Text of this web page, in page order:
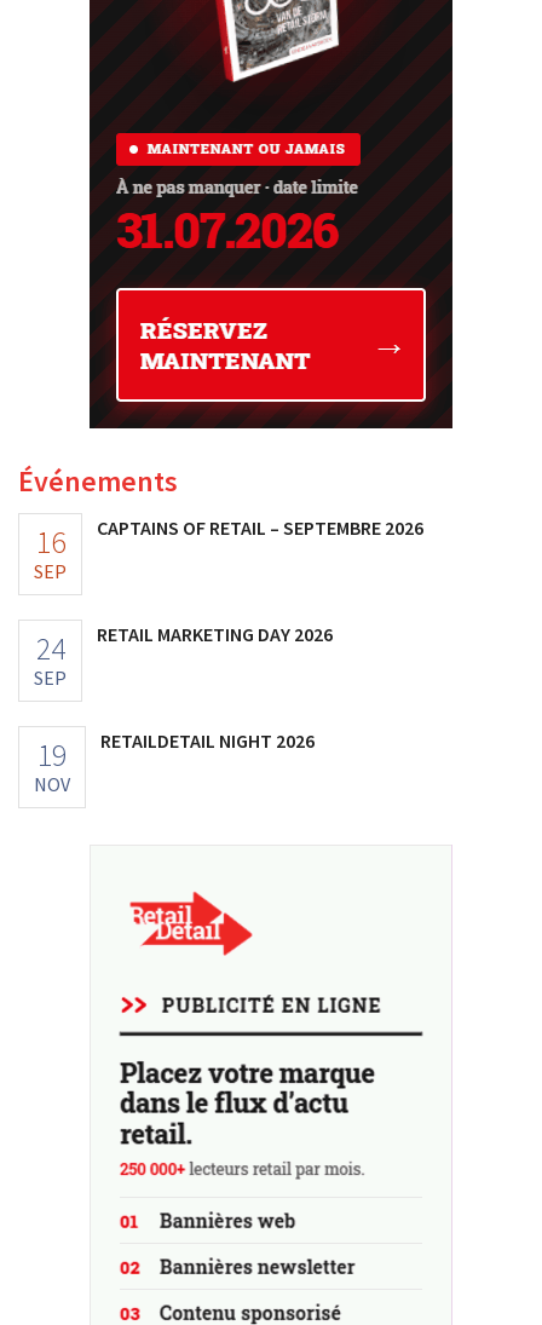
Événements
16
SEP
CAPTAINS OF RETAIL – SEPTEMBRE 2026
24
SEP
RETAIL MARKETING DAY 2026
19
NOV
RETAILDETAIL NIGHT 2026